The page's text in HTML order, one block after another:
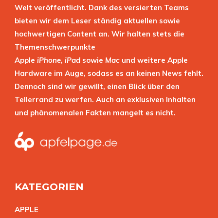
Welt veröffentlicht. Dank des versierten Teams
bieten wir dem Leser ständig aktuellen sowie
hochwertigen Content an. Wir halten stets die
Themenschwerpunkte
Apple iPhone, iPad sowie Mac und weitere Apple
Hardware im Auge, sodass es an keinen News fehlt.
Dennoch sind wir gewillt, einen Blick über den
Tellerrand zu werfen. Auch an exklusiven Inhalten
und phänomenalen Fakten mangelt es nicht.
KATEGORIEN
APPLE